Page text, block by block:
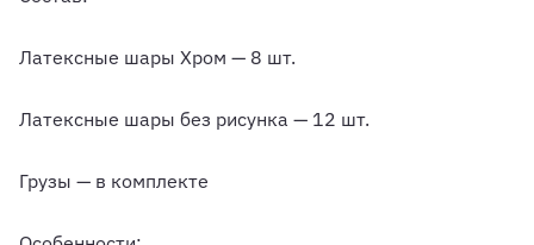
Латексные шары Хром — 8 шт.
Латексные шары без рисунка — 12 шт.
Грузы — в комплекте